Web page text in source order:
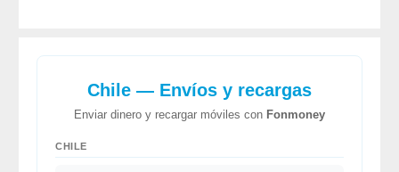
Chile — Envíos y recargas
Enviar dinero y recargar móviles con Fonmoney
CHILE